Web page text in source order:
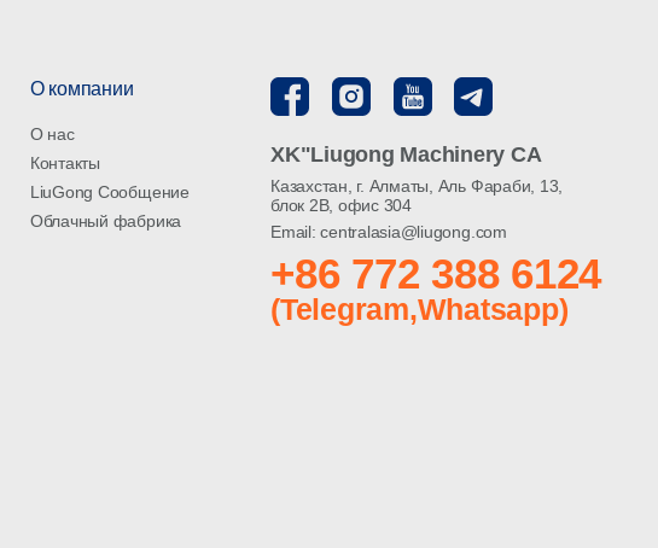
О компании
О нас
Контакты
LiuGong Сообщение
Облачный фабрика
XK"Liugong Machinery CA
Казахстан, г. Алматы, Аль Фараби, 13,
блок 2В, офис 304
Email: centralasia@liugong.com
+86 772 388 6124
(Telegram,Whatsapp)